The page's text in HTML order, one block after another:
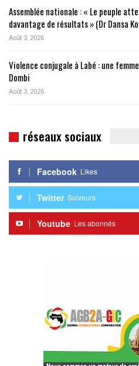
Assemblée nationale : « Le peuple
davantage de résultats » (Dr Dansa
Août 3, 2026
Violence conjugale à Labé : une
Dombi
Août 3, 2026
réseaux sociaux
Facebook Likes
Twitter Suiveurs
Youtube Les abonnés